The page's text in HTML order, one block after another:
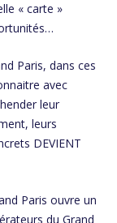
« carte »
Paris, dans ces
avec
leur
leurs
DEVIENT
Paris ouvre un
du Grand